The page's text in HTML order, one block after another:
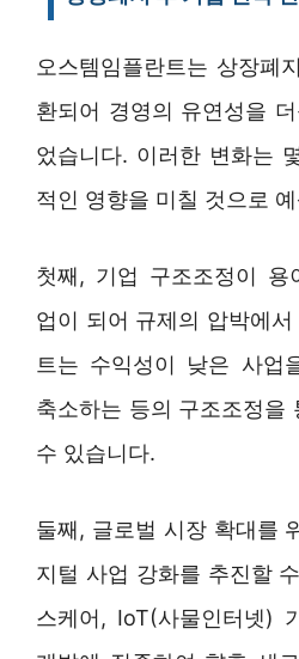
오스템임플란트는 상장폐
환되어 경영의 유연성을
었습니다. 이러한 변화는
적인 영향을 미칠 것으로
첫째, 기업 구조조정이 용
업이 되어 규제의 압박에
트는 수익성이 낮은 사업
축소하는 등의 구조조정을
수 있습니다.
둘째, 글로벌 시장 확대를
지털 사업 강화를 추진할
스케어, IoT(사물인터넷)